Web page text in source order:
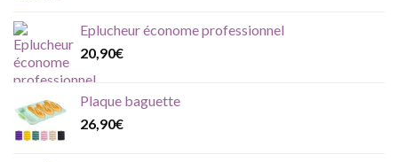
Eplucheur économe professionnel
20,90€
Plaque baguette
26,90€